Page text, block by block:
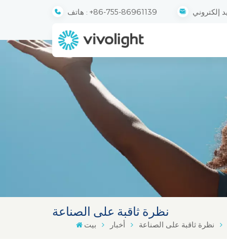
هاتف : +86-755-86961139
نظرة ثاقبة على الصناعة
بيت أخبار نظرة ثاقبة على الصناعة